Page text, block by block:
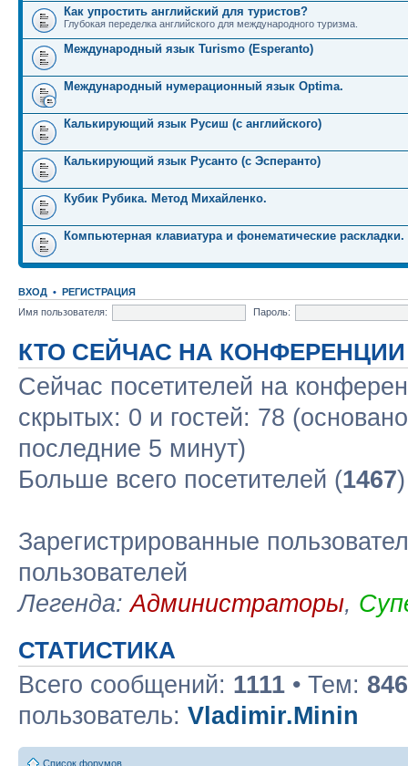
Как упростить английский для туристов?
Глубокая переделка английского для международного туризма.
Международный язык Turismo (Esperanto)
Международный нумерационный язык Optima.
Калькирующий язык Русиш (с английского)
Калькирующий язык Русанто (с Эсперанто)
Кубик Рубика. Метод Михайленко.
Компьютерная клавиатура и фонематические раскладки.
ВХОД • РЕГИСТРАЦИЯ
Имя пользователя:
Пароль:
КТО СЕЙЧАС НА КОНФЕРЕНЦИИ
Сейчас посетителей на
скрытых: 0 и гостей: 78
последние 5 минут)
Больше всего посетителей (1467
Зарегистрированные
пользователей
Легенда:Администраторы,
СТАТИСТИКА
Всего сообщений: 1111 • Тем: 846
пользователь: Vladimir.Minin
Список форумов